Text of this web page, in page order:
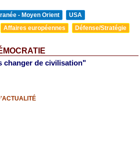
- Moyen Orient
USA
Affaires européennes Défense/Stratégie
changer de civilisation"